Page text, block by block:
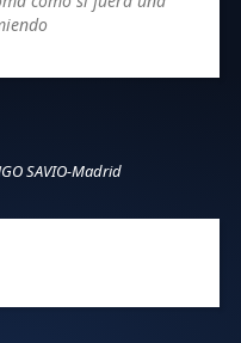
SAVIO-Madrid